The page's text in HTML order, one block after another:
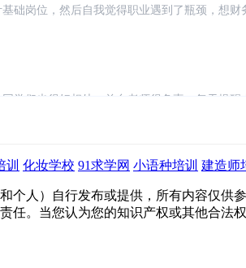
会计的体验课，瞬间觉得对财务有了一个新
学们也很好相处，前台老师很负责，每天提醒
也完全听得懂，很多学姐已经就业了，希望自
茶水，介绍，纸巾感觉不错 感受:感觉聊天很
微贵些的，但是只要能够达到效果我觉得还是很
，校区有点旧，但布置的挺温馨，授课老师讲
训 化妆学校 91求学网 小语种培训 建造师
个人）自行发布或提供，所有内容仅供
任。当您认为您的知识产权或其他合